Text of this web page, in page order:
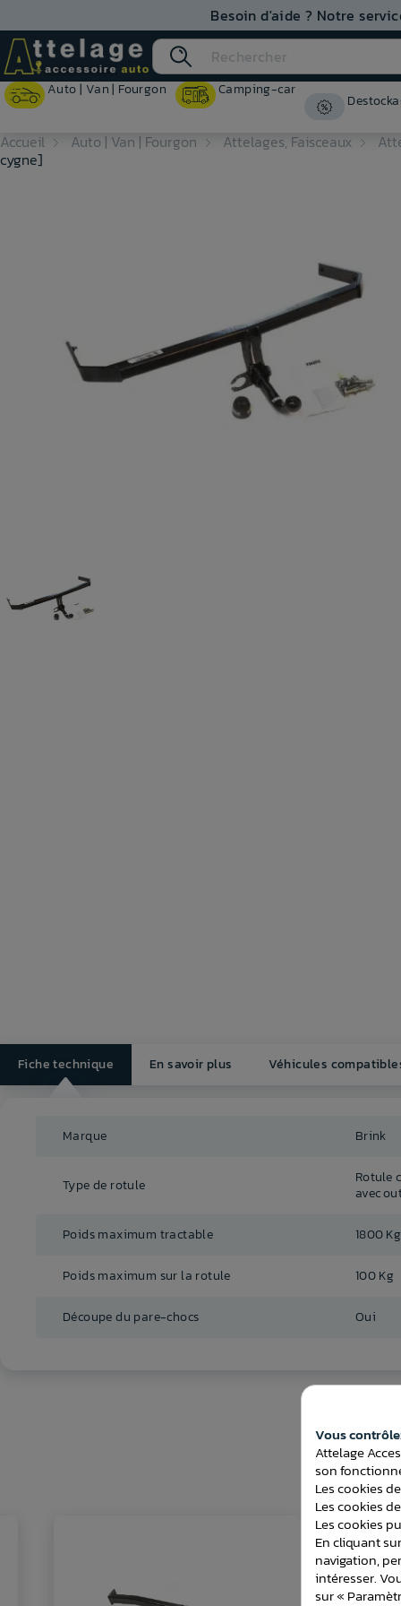
Besoin d'aide ? Notre
Auto | Van | Fourgon Camping-car
Accueil Auto | Van | Fourgon Attelages, Faisceaux
cygne]
Fiche technique En savoir plus Véhicules
Marque Brink
Type de rotule
Rotule
avec
Poids maximum tractable 1800 Kg
Poids maximum sur la rotule 100 Kg
Découpe du pare-chocs Oui
Vous
Attelage
son
Les cookies
Les cookies
Les cookies
En cliquant
navigation,
intéresser.
sur «